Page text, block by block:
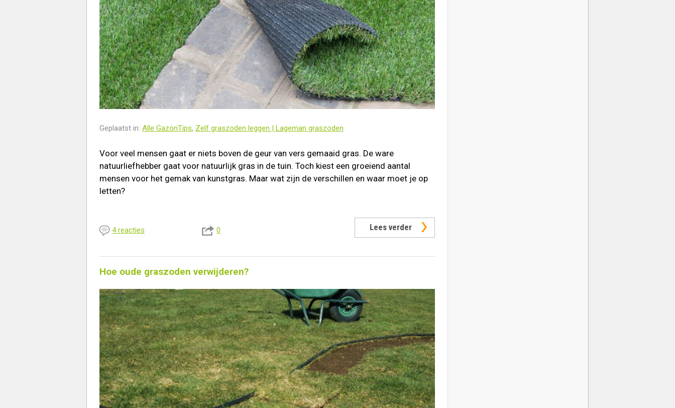
Geplaatst in: Alle GazonTips, Zelf graszoden leggen | Lageman graszoden
Voor veel mensen gaat er niets boven de geur van vers gemaaid gras. De ware
natuurliefhebber gaat voor natuurlijk gras in de tuin. Toch kiest een groeiend aantal
mensen voor het gemak van kunstgras. Maar wat zijn de verschillen en waar moet je op
letten?
4 reacties 0 Lees verder
Hoe oude graszoden verwijderen?